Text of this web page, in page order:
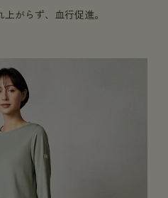
がらず、血行促進。